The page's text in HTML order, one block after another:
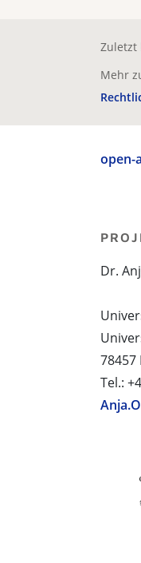
Zuletzt
Mehr
open-
Dr.
78457
Tel.: